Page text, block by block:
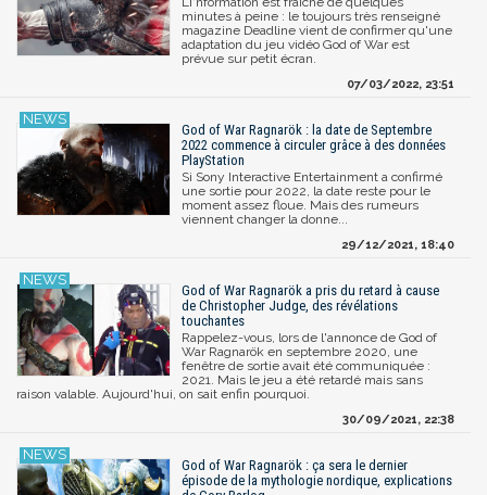
minutes à peine : le toujours très renseigné
magazine Deadline vient de confirmer qu'une
adaptation du jeu vidéo God of War est
prévue sur petit écran.
07/03/2022, 23:51
God of War Ragnarök : la date de Septembre
2022 commence à circuler grâce à des données
PlayStation
Si Sony Interactive Entertainment a confirmé
une sortie pour 2022, la date reste pour le
moment assez floue. Mais des rumeurs
viennent changer la donne...
29/12/2021, 18:40
God of War Ragnarök a pris du retard à cause
de Christopher Judge, des révélations
touchantes
Rappelez-vous, lors de l'annonce de God of
War Ragnarök en septembre 2020, une
fenêtre de sortie avait été communiquée :
2021. Mais le jeu a été retardé mais sans
raison valable. Aujourd'hui, on sait enfin pourquoi.
30/09/2021, 22:38
God of War Ragnarök : ça sera le dernier
épisode de la mythologie nordique, explications